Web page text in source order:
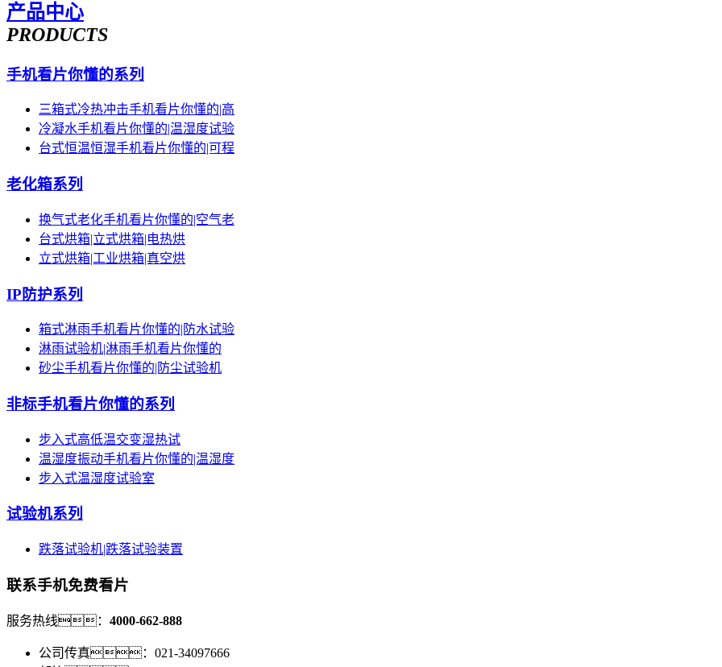
产品中心
PRODUCTS
手机看片你懂的系列
三箱式冷热冲击手机看片你懂的|高
冷凝水手机看片你懂的|温湿度试验
台式恒温恒湿手机看片你懂的|可程
老化箱系列
换气式老化手机看片你懂的|空气老
台式烘箱|立式烘箱|电热烘
立式烘箱|工业烘箱|真空烘
IP防护系列
箱式淋雨手机看片你懂的|防水试验
淋雨试验机|淋雨手机看片你懂的
砂尘手机看片你懂的|防尘试验机
非标手机看片你懂的系列
步入式高低温交变湿热试
温湿度振动手机看片你懂的|温湿度
步入式温湿度试验室
试验机系列
跌落试验机|跌落试验装置
联系手机免费看片
服务热线： 4000-662-888
公司传真：021-34097666